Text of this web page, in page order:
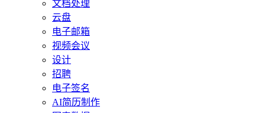
文档处理
云盘
电子邮箱
视频会议
设计
招聘
电子签名
AI简历制作